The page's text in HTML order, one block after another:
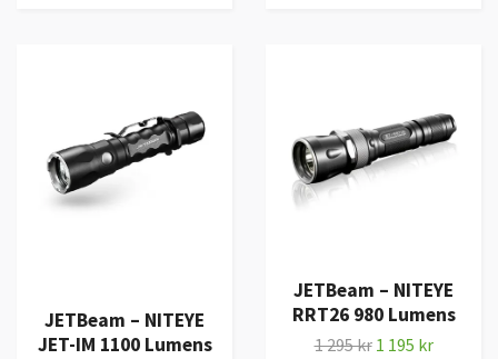
JETBeam – NITEYE
JET-IM 1100 Lumens
JETBeam – NITEYE
RRT26 980 Lumens
1 295 kr 1 195 kr